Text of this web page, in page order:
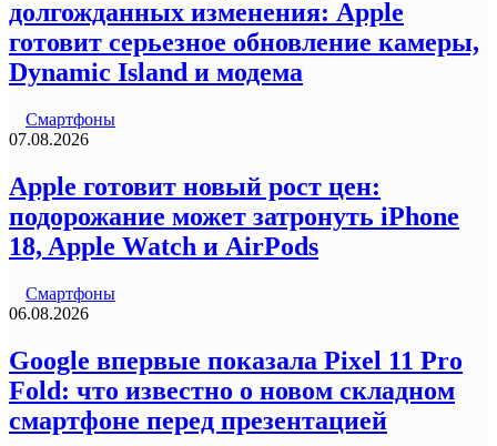
долгожданных изменения: Apple
готовит серьезное обновление камеры,
Dynamic Island и модема
Смартфоны
07.08.2026
Apple готовит новый рост цен:
подорожание может затронуть iPhone
18, Apple Watch и AirPods
Смартфоны
06.08.2026
Google впервые показала Pixel 11 Pro
Fold: что известно о новом складном
смартфоне перед презентацией